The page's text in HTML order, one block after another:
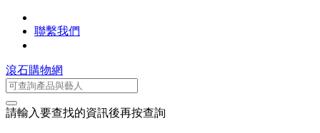
聯繫我們
滾石購物網
請輸入要查找的資訊後再按查詢